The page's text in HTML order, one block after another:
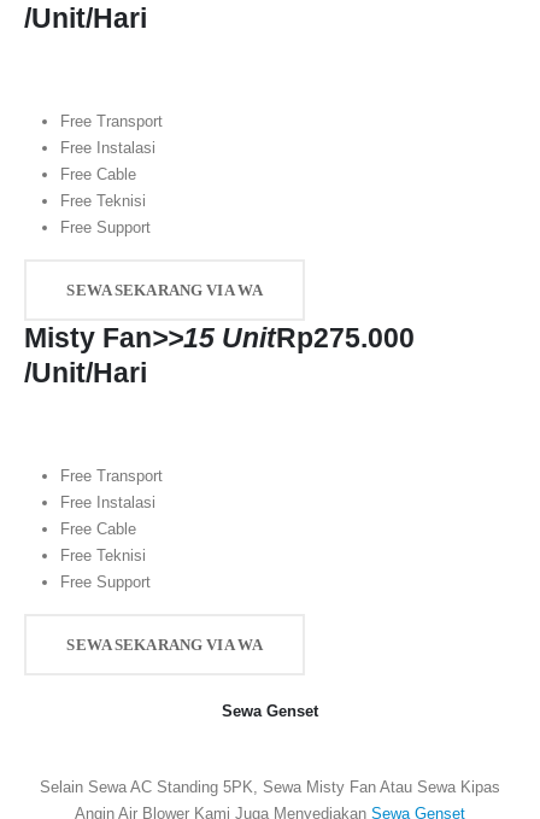
/Unit/Hari
Free Transport
Free Instalasi
Free Cable
Free Teknisi
Free Support
SEWA SEKARANG VIA WA
Misty Fan>>15 UnitRp275.000
/Unit/Hari
Free Transport
Free Instalasi
Free Cable
Free Teknisi
Free Support
SEWA SEKARANG VIA WA
Sewa Genset
Selain Sewa AC Standing 5PK, Sewa Misty Fan Atau Sewa Kipas
Angin Air Blower Kami Juga Menyediakan Sewa Genset